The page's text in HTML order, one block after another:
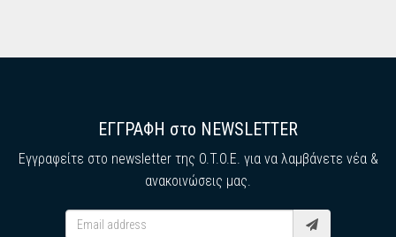
ΕΓΓΡΑΦΗ στο NEWSLETTER
Εγγραφείτε στο newsletter της O.T.O.E. για να λαμβάνετε νέα &
ανακοινώσεις μας.